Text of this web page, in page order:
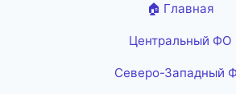
🏠 Главная
Центральный ФО
Северо-Западный